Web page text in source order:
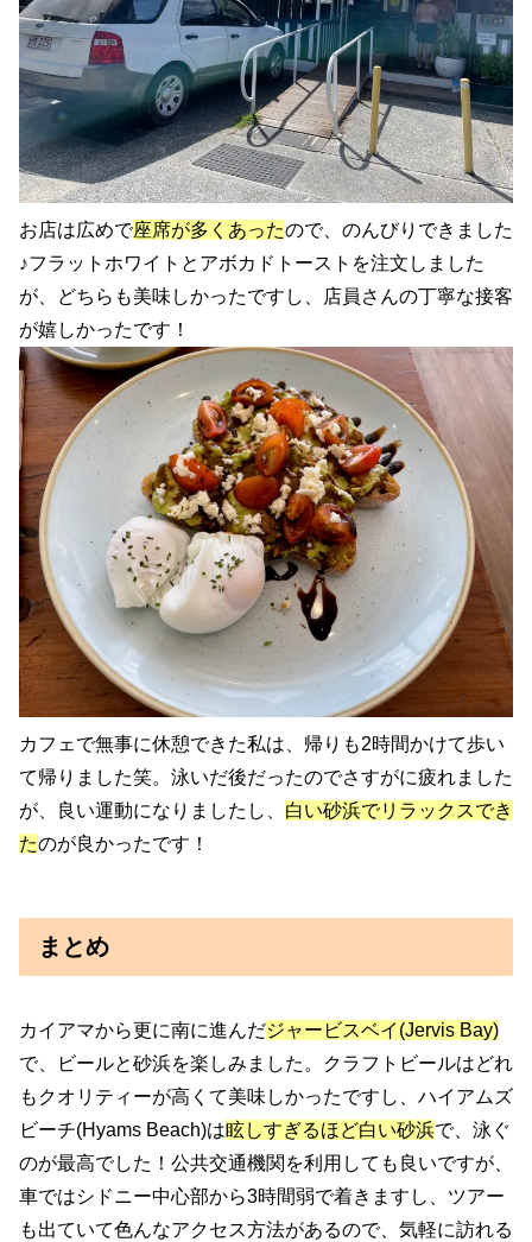
お店は広めで座席が多くあったので、のんびりできました
♪フラットホワイトとアボカドトーストを注文しました
が、どちらも美味しかったですし、店員さんの丁寧な接客
が嬉しかったです！
カフェで無事に休憩できた私は、帰りも2時間かけて歩い
て帰りました笑。泳いだ後だったのでさすがに疲れました
が、良い運動になりましたし、 白い砂浜でリラックスでき
たのが良かったです！
まとめ
カイアマから更に南に進んだジャービスベイ(Jervis Bay)
で、ビールと砂浜を楽しみました。クラフトビールはどれ
もクオリティーが高くて美味しかったですし、ハイアムズ
ビーチ(Hyams Beach)は眩しすぎるほど白い砂浜で、泳ぐ
のが最高でした！公共交通機関を利用しても良いですが、
車ではシドニー中心部から3時間弱で着きますし、ツアー
も出ていて色んなアクセス方法があるので、気軽に訪れる